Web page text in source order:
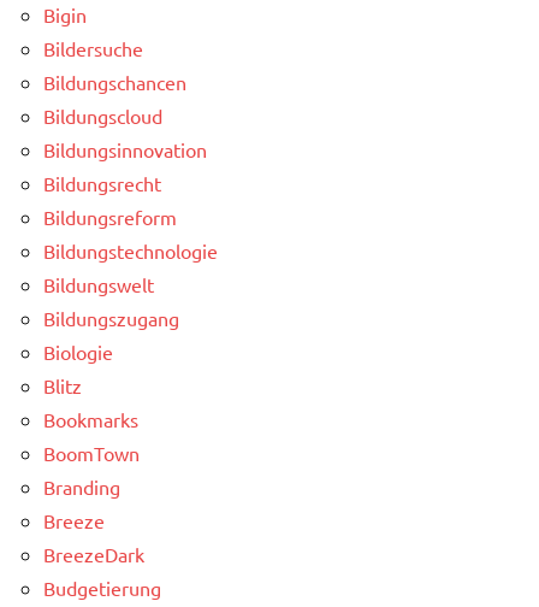
Bigin
Bildersuche
Bildungschancen
Bildungscloud
Bildungsinnovation
Bildungsrecht
Bildungsreform
Bildungstechnologie
Bildungswelt
Bildungszugang
Biologie
Blitz
Bookmarks
BoomTown
Branding
Breeze
BreezeDark
Budgetierung